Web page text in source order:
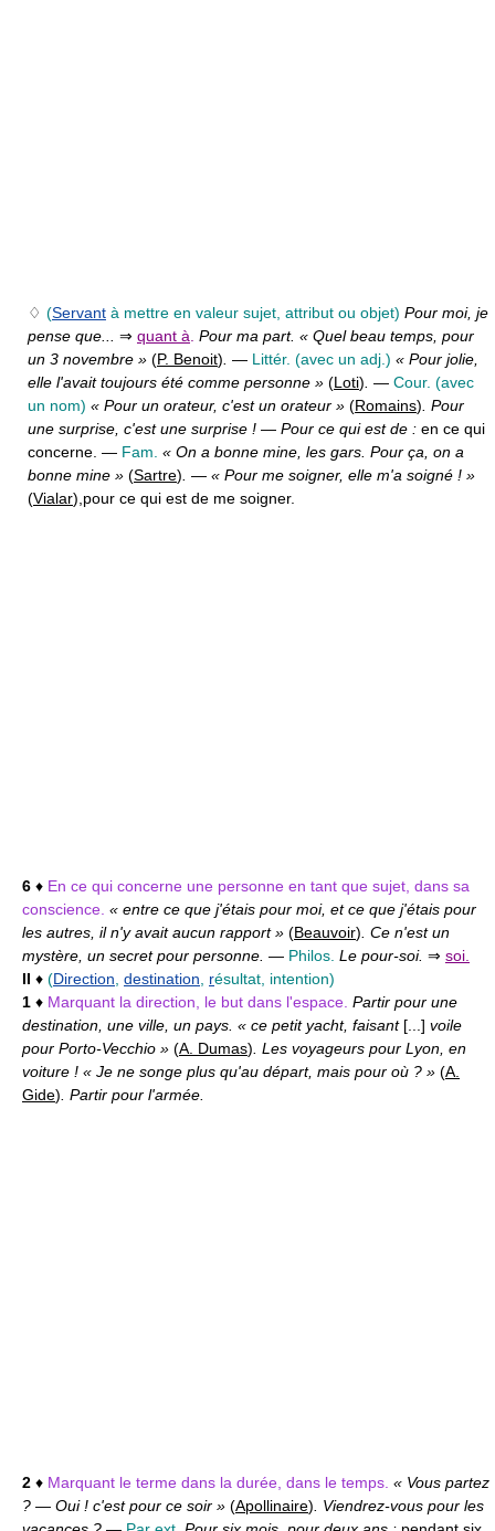
♢ (Servant à mettre en valeur sujet, attribut ou objet) Pour moi, je
pense que... ⇒ quant à. Pour ma part. « Quel beau temps, pour
un 3 novembre » (P. Benoit). — Littér. (avec un adj.) « Pour jolie,
elle l'avait toujours été comme personne » (Loti). — Cour. (avec
un nom) « Pour un orateur, c'est un orateur » (Romains). Pour
une surprise, c'est une surprise ! — Pour ce qui est de : en ce qui
concerne. — Fam. « On a bonne mine, les gars. Pour ça, on a
bonne mine » (Sartre). — « Pour me soigner, elle m'a soigné ! »
(Vialar),pour ce qui est de me soigner.
6 ♦ En ce qui concerne une personne en tant que sujet, dans sa
conscience. « entre ce que j'étais pour moi, et ce que j'étais pour
les autres, il n'y avait aucun rapport » (Beauvoir). Ce n'est un
mystère, un secret pour personne. — Philos. Le pour-soi. ⇒ soi.
II ♦ (Direction, destination, résultat, intention)
1 ♦ Marquant la direction, le but dans l'espace. Partir pour une
destination, une ville, un pays. « ce petit yacht, faisant [...] voile
pour Porto-Vecchio » (A. Dumas). Les voyageurs pour Lyon, en
voiture ! « Je ne songe plus qu'au départ, mais pour où ? » (A.
Gide). Partir pour l'armée.
2 ♦ Marquant le terme dans la durée, dans le temps. « Vous partez
? — Oui ! c'est pour ce soir » (Apollinaire). Viendrez-vous pour les